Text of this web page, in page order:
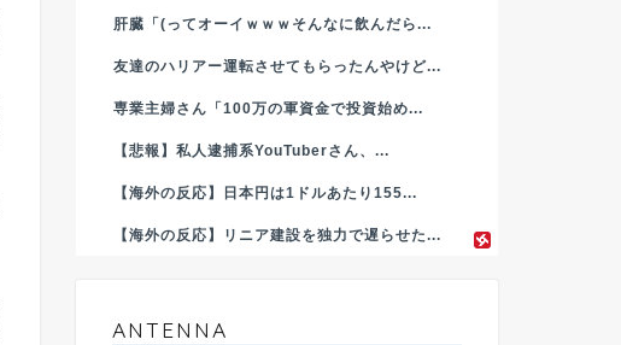
肝臓「(ってオーイｗｗｗそんなに飲んだら...
友達のハリアー運転させてもらったんやけど...
専業主婦さん「100万の軍資金で投資始め...
【悲報】私人逮捕系YouTuberさん、...
【海外の反応】日本円は1ドルあたり155...
【海外の反応】リニア建設を独力で遅らせた...
ANTENNA